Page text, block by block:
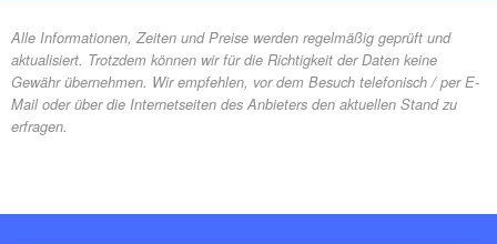
Alle Informationen, Zeiten und Preise werden regelmäßig geprüft und
aktualisiert. Trotzdem können wir für die Richtigkeit der Daten keine
Gewähr übernehmen. Wir empfehlen, vor dem Besuch telefonisch / per E-
Mail oder über die Internetseiten des Anbieters den aktuellen Stand zu
erfragen.